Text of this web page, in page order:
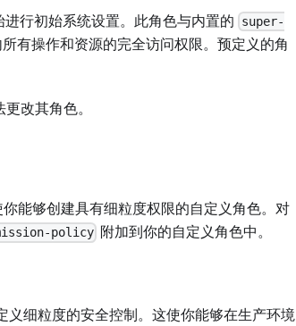
进行初始系统设置。此角色与内置的 super-
有操作和资源的完全访问权限。预定义的角
改其角色。
能够创建具有细粒度权限的自定义角色。对
policy 附加到你的自定义角色中。
细粒度的安全控制。这使你能够在生产环境